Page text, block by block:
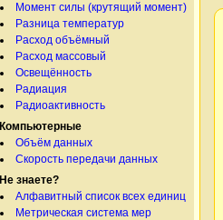
Момент силы (крутящий момент)
Разница температур
Расход объёмный
Расход массовый
Освещённость
Радиация
Радиоактивность
Компьютерные
Объём данных
Скорость передачи данных
Не знаете?
Алфавитный список всех единиц
Метрическая система мер